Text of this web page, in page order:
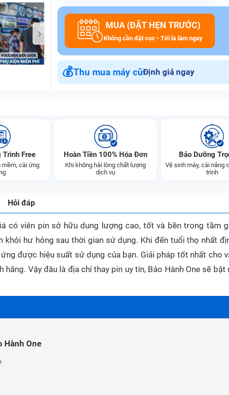
›
MUA (ĐẶT HẸN TRƯỚC)
Không cần đặt cọc • Tới là làm ngay
💰Thu mua máy cũĐịnh giá ngay
Trình Free
mềm, cài ứng
Hoàn Tiền 100% Hóa Đơn
Khi không hài lòng chất lượng
dịch vụ
Bảo Dưỡng
Vệ sinh máy, cài nâng
trình
Hỏi đáp
có viên pin sở hữu dung lượng cao, tốt và bền trong tầm
khỏi hư hỏng sau thời gian sử dụng. Khi đến tuổi thọ nhất
được hiệu suất sử dụng của bạn. Giải pháp tốt nhất cho
hãng. Vậy đâu là địa chỉ thay pin uy tín, Bảo Hành One sẽ bật
Hành One